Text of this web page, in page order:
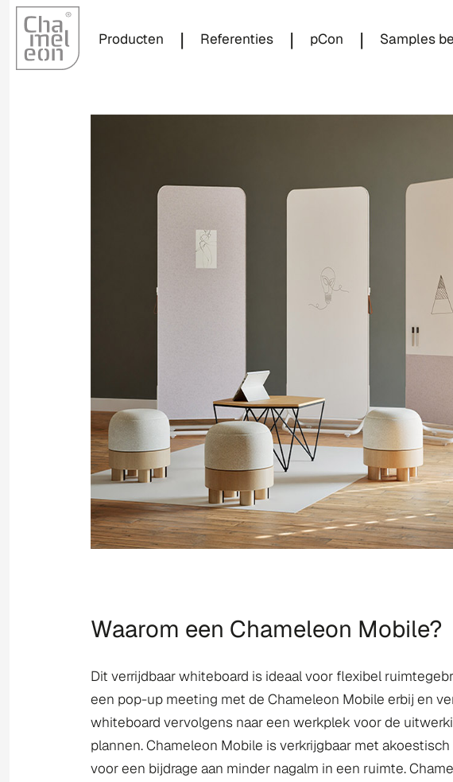
Producten | Referenties | pCon | Samples
Waarom een Chameleon Mobile?
Dit verrijdbaar whiteboard is ideaal voor flexibel
een pop-up meeting met de Chameleon Mobile erbij en
whiteboard vervolgens naar een werkplek voor de
plannen. Chameleon Mobile is verkrijgbaar met akoestisch
voor een bijdrage aan minder nagalm in een ruimte.